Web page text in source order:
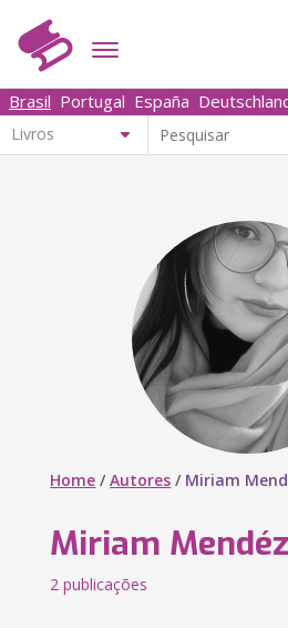
Brasil Portugal España
Home /Autores / Miriam
Miriam Mendéz
2 publicações